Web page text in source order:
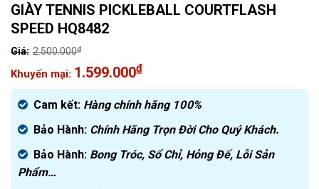
GIÀY TENNIS PICKLEBALL COURTFLASH
SPEED HQ8482
2.500.000₫
Giá
gốc
là:
2.500.000₫.
1.599.000₫
Giá
hiện
tại
là:
1.599.000₫.
Cam kết: Hàng chính hãng 100%
Bảo Hành: Chính Hãng Trọn Đời Cho Quý Khách.
Bảo Hành: Bong Tróc, Sổ Chỉ, Hỏng Đế, Lỗi Sản
Phẩm…